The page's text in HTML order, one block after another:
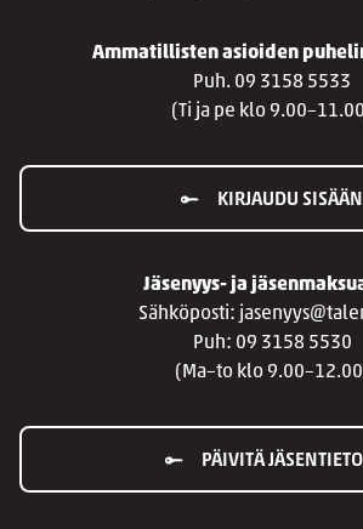
Ammatillisten asioiden
Puh. 09 3158 5533
(Ti ja pe klo
KIRJAUDU SISÄÄN
Jäsenyys- ja
Sähköposti:
Puh: 09 3158 5530
(Ma–to klo
PÄIVITÄ